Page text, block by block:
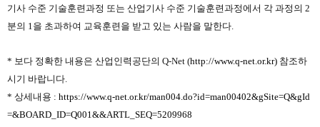
기사 수준 기술훈련과정 또는 산업기사 수준 기술훈련과정에서 각 과정의 2
분의 1을 초과하여 교육훈련을 받고 있는 사람을 말한다.
* 보다 정확한 내용은 산업인력공단의 Q-Net (http://www.q-net.or.kr) 참조하
시기 바랍니다.
* 상세내용 : https://www.q-net.or.kr/man004.do?id=man00402&gSite=Q&gId
=&BOARD_ID=Q001&&ARTL_SEQ=5209968